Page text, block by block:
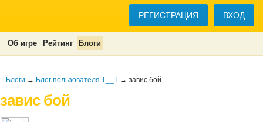
РЕГИСТРАЦИЯ ВХОД
Об игре Рейтинг Блоги
Блоги → Блог пользователя T__T → завис бой
завис бой